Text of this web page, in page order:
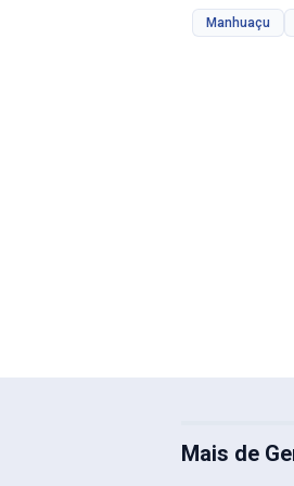
Manhuaçu
Mais de